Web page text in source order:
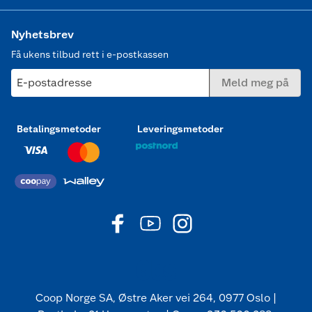
Nyhetsbrev
Få ukens tilbud rett i e-postkassen
E-postadresse Meld meg på
Betalingsmetoder Leveringsmetoder
Coop Norge SA, Østre Aker vei 264, 0977 Oslo |